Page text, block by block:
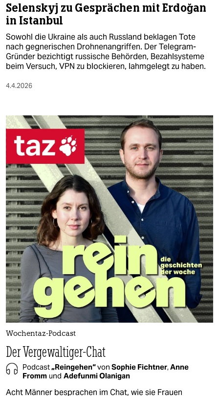
Selenskyj zu Gesprächen mit Erdoğan
in Istanbul
Sowohl die Ukraine als auch Russland beklagen Tote
nach gegnerischen Drohnenangriffen. Der Telegram-
Gründer bezichtigt russische Behörden, Bezahlsysteme
beim Versuch, VPN zu blockieren, lahmgelegt zu haben.
4.4.2026
Wochentaz-Podcast
Der Vergewaltiger-Chat
Podcast„Reingehen“von Sophie Fichtner,Anne
Fromm und Adefunmi Olanigan
Acht Männer besprachen im Chat, wie sie Frauen